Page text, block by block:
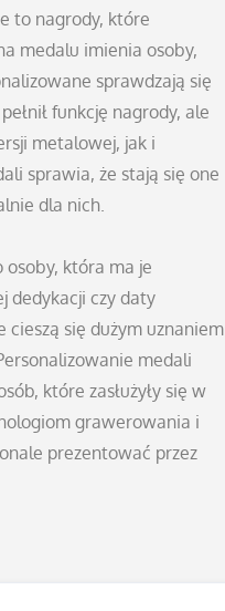
to nagrody, które
medalu imienia osoby,
sprawdzają się
funkcję nagrody, ale
metalowej, jak i
sprawia, że stają się one
dla nich.
która ma je
dedykacji czy daty
się dużym uznaniem
medali
które zasłużyły się w
grawerowania i
prezentować przez